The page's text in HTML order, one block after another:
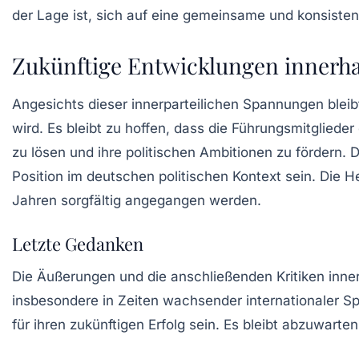
der Lage ist, sich auf eine gemeinsame und
Zukünftige Entwicklungen
Angesichts dieser innerparteilichen Spannungen
wird. Es bleibt zu hoffen, dass die
zu lösen und ihre politischen Ambitionen zu fördern.
Position im deutschen politischen Kontext sein. Die
Jahren sorgfältig angegangen werden.
Letzte Gedanken
Die Äußerungen und die anschließenden Kritiken
insbesondere in Zeiten wachsender internationaler
für ihren zukünftigen Erfolg sein. Es bleibt